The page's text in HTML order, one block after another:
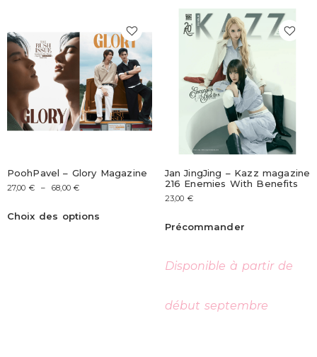
PoohPavel – Glory Magazine
27,00 € – 68,00€
Choix des options
Jan JingJing – Kazz magazine
216 Enemies With Benefits
23,00 €
Précommander
Disponible à partir de
début septembre